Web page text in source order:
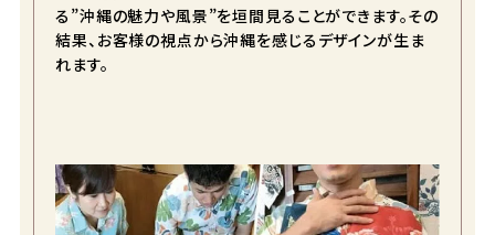
る”沖縄の魅力や風景”を垣間見ることができます。その
結果、お客様の視点から沖縄を感じるデザインが生ま
れます。